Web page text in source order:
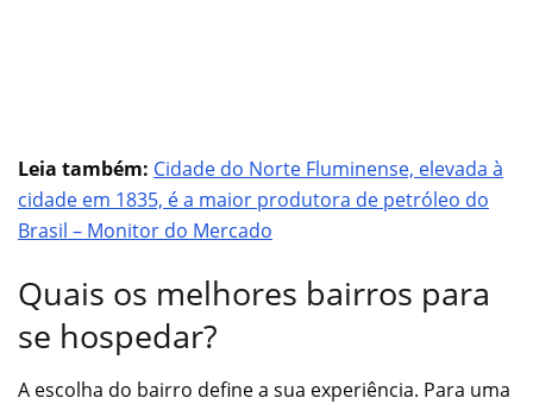
Leia também: Cidade do Norte Fluminense, elevada à
cidade em 1835, é a maior produtora de petróleo do
Brasil – Monitor do Mercado
Quais os melhores bairros para
se hospedar?
A escolha do bairro define a sua experiência. Para uma